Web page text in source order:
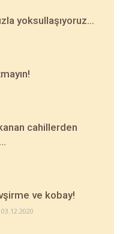
yoksullaşıyoruz…
cahillerden
ve kobay!
03.12.2020